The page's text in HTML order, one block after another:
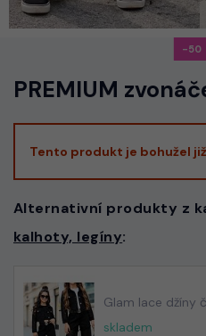
-50
PREMIUM
Tento produkt je bohužel
Alternativní produkty z
kalhoty, legíny:
Glam lace džíny
skladem